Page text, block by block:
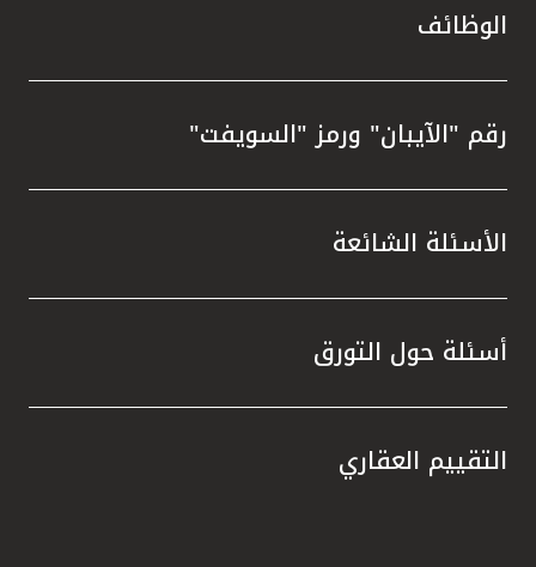
الوظائف
رقم "الآيبان" ورمز "السويفت"
الأسئلة الشائعة
أسئلة حول التورق
التقييم العقاري